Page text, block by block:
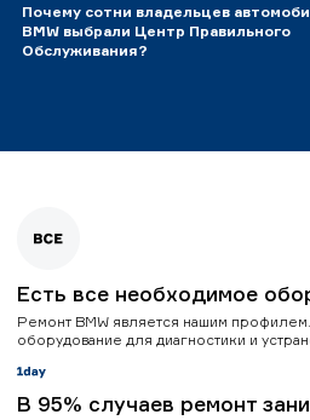
Почему сотни владельцев
BMW выбрали Центр Правильного
Обслуживания?
Есть все необходимое
Ремонт BMW является нашим
оборудование для диагностики и
В 95% случаев ремонт